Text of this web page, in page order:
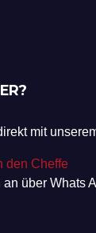
mit
den Cheffe
über Whats